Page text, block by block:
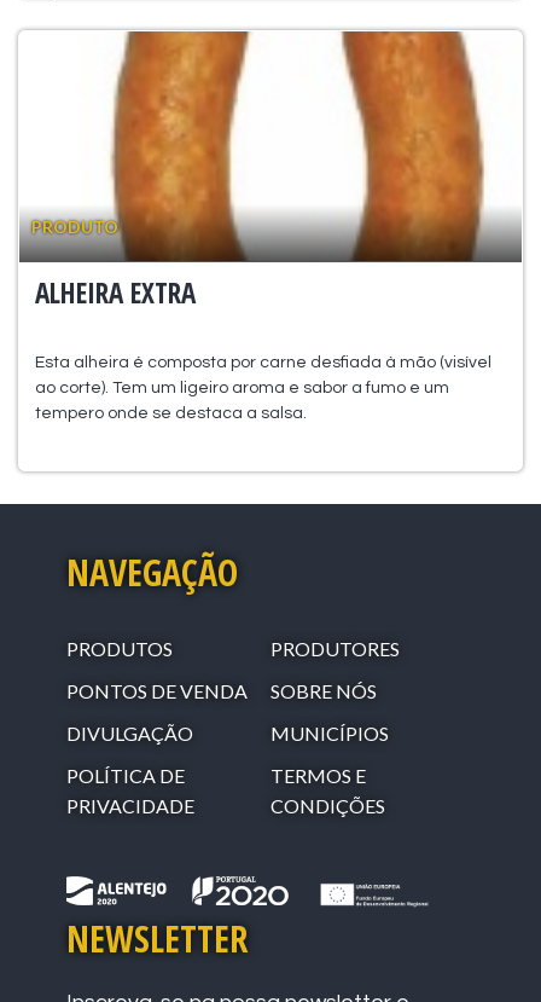
PRODUTO
ALHEIRA EXTRA
Esta alheira é composta por carne desfiada à mão (visível
ao corte). Tem um ligeiro aroma e sabor a fumo e um
tempero onde se destaca a salsa.
NAVEGAÇÃO
PRODUTOS
PRODUTORES
PONTOS DE VENDA
SOBRE NÓS
DIVULGAÇÃO
MUNICÍPIOS
POLÍTICA DE
PRIVACIDADE
TERMOS E
CONDIÇÕES
NEWSLETTER